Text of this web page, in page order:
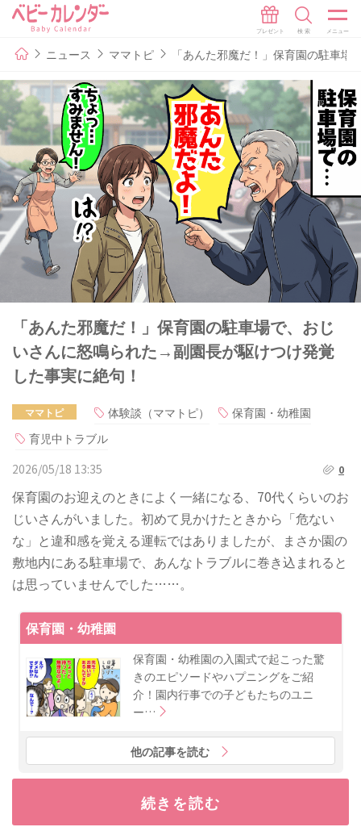
ニュース ママトピ 「あんた邪魔だ！」保育園の駐車
「あんた邪魔だ！」保育園の駐車場で、おじ
いさんに怒鳴られた→副園長が駆けつけ発覚
した事実に絶句！
ママトピ 体験談（ママトピ）
保育園・幼稚園
育児中トラブル
2026/05/18 13:35
0
保育園のお迎えのときによく一緒になる、70代くらいのお
じいさんがいました。初めて見かけたときから「危ない
な」と違和感を覚える運転ではありましたが、まさか園の
敷地内にある駐車場で、あんなトラブルに巻き込まれると
は思っていませんでした……。
保育園・幼稚園
保育園・幼稚園の入園式で起こった驚
きのエピソードやハプニングをご紹
介！園内行事での子どもたちのユニ
ー…
他の記事を読む
続きを読む